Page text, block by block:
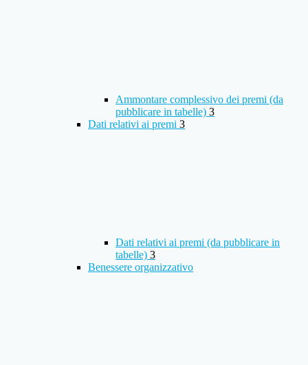
Ammontare complessivo dei premi (da
pubblicare in tabelle) 3
Dati relativi ai premi 3
Dati relativi ai premi (da pubblicare in
tabelle) 3
Benessere organizzativo